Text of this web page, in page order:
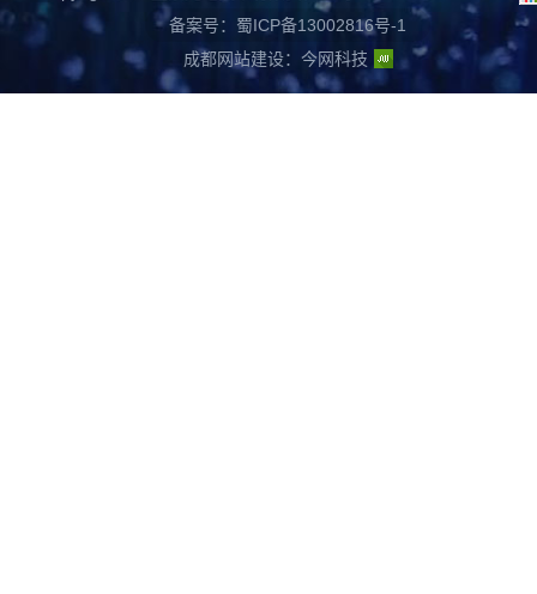
备案号：蜀ICP备13002816号-1
成都网站建设： 今网科技